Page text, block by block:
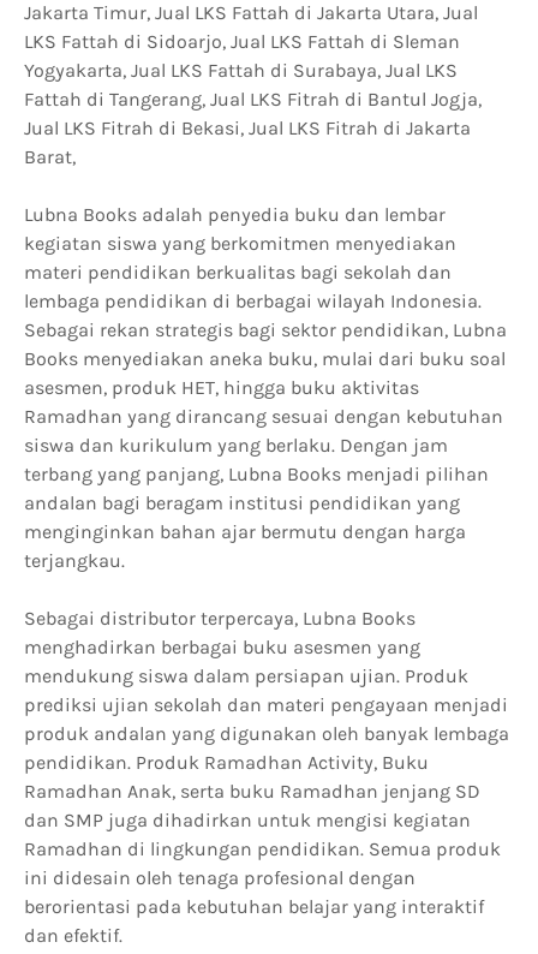
Jakarta Timur, Jual LKS Fattah di Jakarta Utara, Jual
LKS Fattah di Sidoarjo, Jual LKS Fattah di Sleman
Yogyakarta, Jual LKS Fattah di Surabaya, Jual LKS
Fattah di Tangerang, Jual LKS Fitrah di Bantul Jogja,
Jual LKS Fitrah di Bekasi, Jual LKS Fitrah di Jakarta
Barat,
Lubna Books adalah penyedia buku dan lembar
kegiatan siswa yang berkomitmen menyediakan
materi pendidikan berkualitas bagi sekolah dan
lembaga pendidikan di berbagai wilayah Indonesia.
Sebagai rekan strategis bagi sektor pendidikan, Lubna
Books menyediakan aneka buku, mulai dari buku soal
asesmen, produk HET, hingga buku aktivitas
Ramadhan yang dirancang sesuai dengan kebutuhan
siswa dan kurikulum yang berlaku. Dengan jam
terbang yang panjang, Lubna Books menjadi pilihan
andalan bagi beragam institusi pendidikan yang
menginginkan bahan ajar bermutu dengan harga
terjangkau.
Sebagai distributor terpercaya, Lubna Books
menghadirkan berbagai buku asesmen yang
mendukung siswa dalam persiapan ujian. Produk
prediksi ujian sekolah dan materi pengayaan menjadi
produk andalan yang digunakan oleh banyak lembaga
pendidikan. Produk Ramadhan Activity, Buku
Ramadhan Anak, serta buku Ramadhan jenjang SD
dan SMP juga dihadirkan untuk mengisi kegiatan
Ramadhan di lingkungan pendidikan. Semua produk
ini didesain oleh tenaga profesional dengan
berorientasi pada kebutuhan belajar yang interaktif
dan efektif.